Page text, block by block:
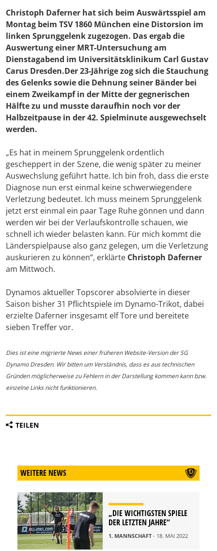
Christoph Daferner hat sich beim Auswärtsspiel am
Montag beim TSV 1860 München eine Distorsion im
linken Sprunggelenk zugezogen. Das ergab die
Auswertung einer MRT-Untersuchung am
Dienstagabend im Universitätsklinikum Carl Gustav
Carus Dresden.Der 23-Jährige zog sich die Stauchung
des Gelenks sowie die Dehnung seiner Bänder bei
einem Zweikampf in der Mitte der gegnerischen
Hälfte zu und musste daraufhin noch vor der
Halbzeitpause in der 42. Spielminute ausgewechselt
werden.
„Es hat in meinem Sprunggelenk ordentlich
gescheppert in der Szene, die wenig später zu meiner
Auswechslung geführt hatte. Ich bin froh, dass die erste
Diagnose nun erst einmal keine schwerwiegendere
Verletzung bedeutet. Ich muss meinem Sprunggelenk
jetzt erst einmal ein paar Tage Ruhe gönnen und dann
werden wir bei der Verlaufskontrolle schauen, wie
schnell ich wieder belasten kann. Für mich kommt die
Länderspielpause also ganz gelegen, um die Verletzung
auskurieren zu können“, erklärte Christoph Daferner
am Mittwoch.
Dynamos aktueller Topscorer absolvierte in dieser
Saison bisher 31 Pflichtspiele im Dynamo-Trikot, dabei
erzielte Daferner insgesamt elf Tore und bereitete
sieben Treffer vor.
Dies ist eine migrierte News einer früheren Website-Version der SG
Dynamo Dresden. Wir bitten um Verständnis, dass es aus technischen
Gründen möglicherweise zu Fehlern in der Darstellung kommen kann bzw.
einzelne Links nicht funktionieren.
TEILEN
WEITERE NEWS
„DIE WICHTIGSTEN SPIELE
DER LETZTEN JAHRE“
1. MANNSCHAFT- 18. MAI 2022